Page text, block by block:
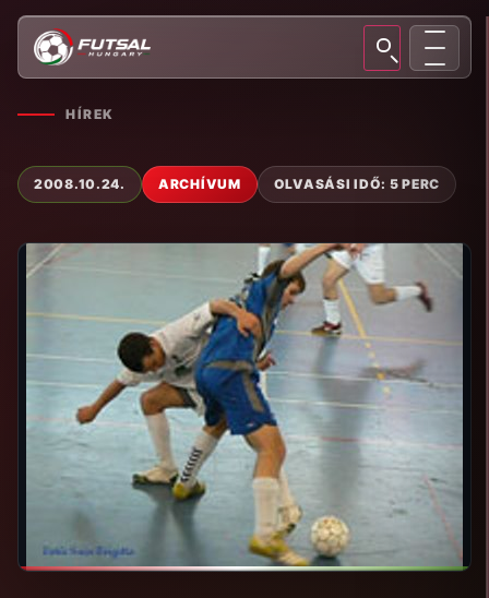
HÍREK
2008.10.24. ARCHÍVUM OLVASÁSI IDŐ: 5 PERC